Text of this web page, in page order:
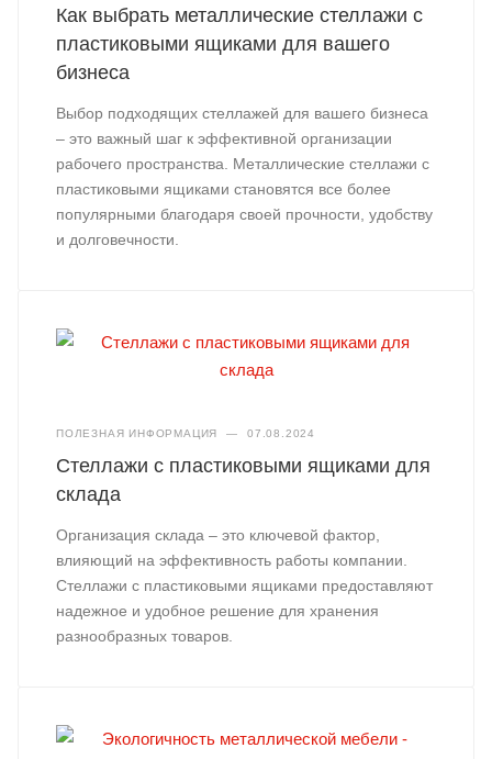
Как выбрать металлические стеллажи с
пластиковыми ящиками для вашего
бизнеса
Выбор подходящих стеллажей для вашего бизнеса
– это важный шаг к эффективной организации
рабочего пространства. Металлические стеллажи с
пластиковыми ящиками становятся все более
популярными благодаря своей прочности, удобству
и долговечности.
ПОЛЕЗНАЯ ИНФОРМАЦИЯ — 07.08.2024
Стеллажи с пластиковыми ящиками для
склада
Организация склада – это ключевой фактор,
влияющий на эффективность работы компании.
Стеллажи с пластиковыми ящиками предоставляют
надежное и удобное решение для хранения
разнообразных товаров.